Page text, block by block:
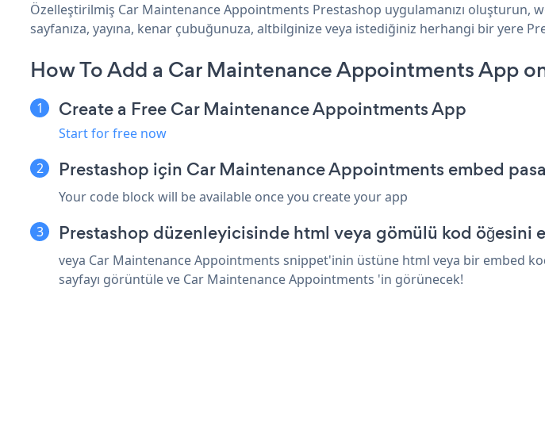
Özelleştirilmiş Car Maintenance Appointments Prestashop uygulamanızı
sayfanıza, yayına, kenar çubuğunuza, altbilginize veya istediğiniz herhangi bir yere
How To Add a Car Maintenance Appointments App
Create a Free Car Maintenance Appointments App
Start for free now
Prestashop için Car Maintenance Appointments embed
Your code block will be available once you create your app
Prestashop düzenleyicisinde html veya gömülü kod öğesini
veya Car Maintenance Appointments snippet'inin üstüne html veya bir embed
sayfayı görüntüle ve Car Maintenance Appointments 'in görünecek!